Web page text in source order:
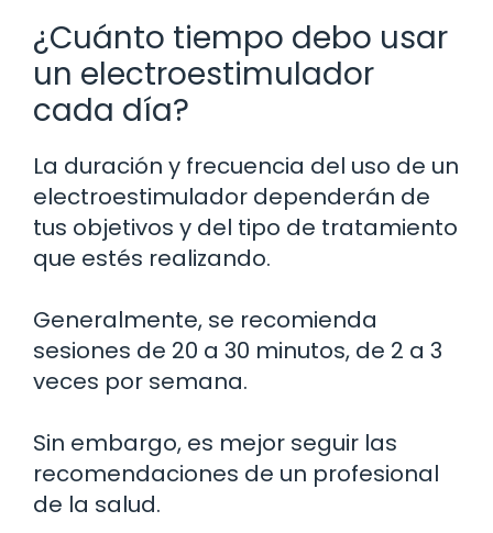
¿Cuánto tiempo debo usar
un electroestimulador
cada día?
La duración y frecuencia del uso de un
electroestimulador dependerán de
tus objetivos y del tipo de tratamiento
que estés realizando.
Generalmente, se recomienda
sesiones de 20 a 30 minutos, de 2 a 3
veces por semana.
Sin embargo, es mejor seguir las
recomendaciones de un profesional
de la salud.